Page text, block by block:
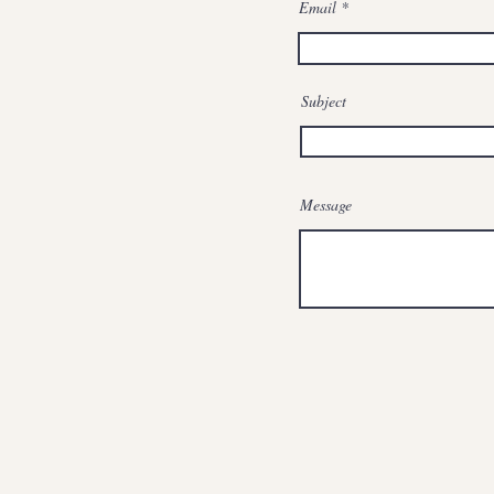
Email
Subject
Message